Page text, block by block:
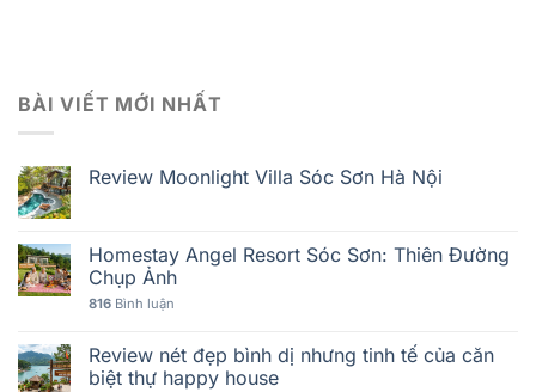
BÀI VIẾT MỚI NHẤT
Review Moonlight Villa Sóc Sơn Hà Nội
Homestay Angel Resort Sóc Sơn: Thiên Đường
Chụp Ảnh
816 Bình luận
Review nét đẹp bình dị nhưng tinh tế của căn
biệt thự happy house